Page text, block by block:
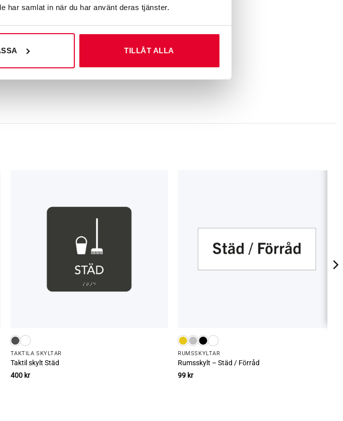
har samlat in när du har använt deras tjänster.
TILLÅT ALLA
med universell design.
tillgänglighetskrav.
TAKTILA SKYLTAR
Taktil skylt Städ
400 kr
RUMS­SKYLTAR
Rumsskylt – Städ / Förråd
99 kr